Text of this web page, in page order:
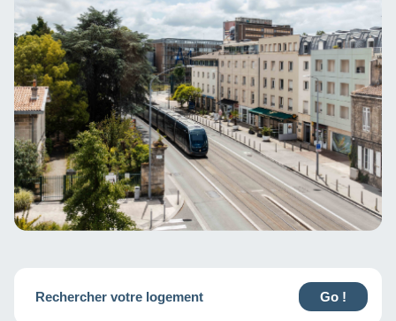
Rechercher votre logement Go !